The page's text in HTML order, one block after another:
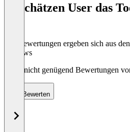
So schätzen User das
Die Bewertungen ergeben sich aus
Reviews
Noch nicht genügend Bewertungen
Bewerten